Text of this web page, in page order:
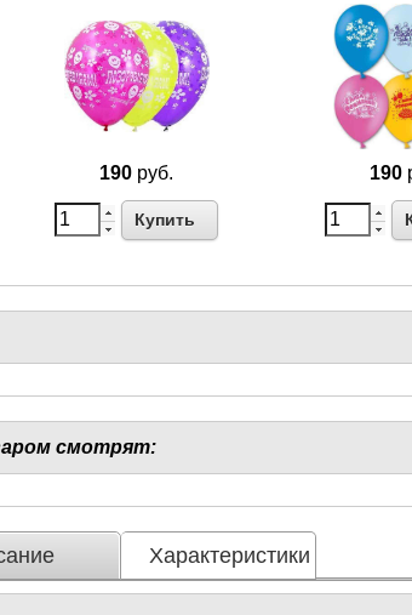
190 руб.
Купить
190
смотрят:
Характеристики